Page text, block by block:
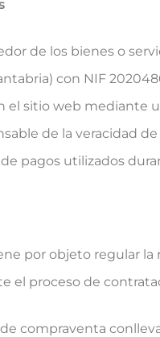
de los bienes o
con NIF
el sitio web mediante
de la veracidad
pagos utilizados
por objeto regular
el proceso de
compraventa